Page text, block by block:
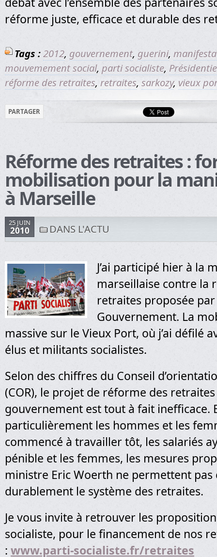
réforme juste, efficace et durable des
Tags :2012, gouvernement, guerini,
mouvemement social, parti socialiste,
réforme des retraites, retraites, sarkozy, vieux
PARTAGER
Réforme des retraites :
mobilisation pour la
à Marseille
25 JUIN
2010 DANS L'ACTU
J’ai participé hier à la
marseillaise contre la
retraites proposée
Gouvernement. La
massive sur le Vieux Port, où j’ai défilé
élus et militants socialistes.
Selon des chiffres du Conseil
(COR), le projet de réforme des
gouvernement est tout à fait inefficace.
particulièrement les hommes et les
commencé à travailler tôt, les salariés
pénible et les femmes, les mesures
ministre Eric Woerth ne permettent pas
durablement le système des retraites.
Je vous invite à retrouver les
socialiste, pour le financement de nos
: www.parti-socialiste.fr/retraites